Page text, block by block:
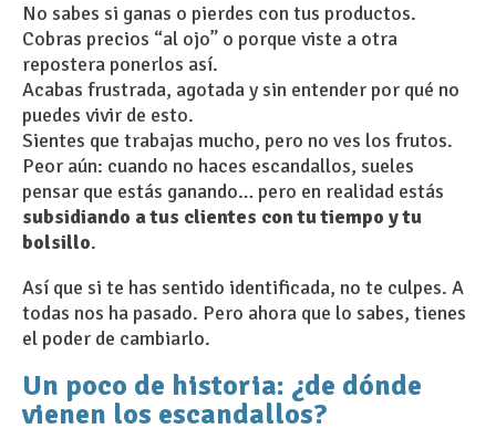
No sabes si ganas o pierdes con tus productos.
Cobras precios “al ojo” o porque viste a otra
repostera ponerlos así.
Acabas frustrada, agotada y sin entender por qué no
puedes vivir de esto.
Sientes que trabajas mucho, pero no ves los frutos.
Peor aún: cuando no haces escandallos, sueles
pensar que estás ganando… pero en realidad estás
subsidiando a tus clientes con tu tiempo y tu
bolsillo.
Así que si te has sentido identificada, no te culpes. A
todas nos ha pasado. Pero ahora que lo sabes, tienes
el poder de cambiarlo.
Un poco de historia: ¿de dónde
vienen los escandallos?